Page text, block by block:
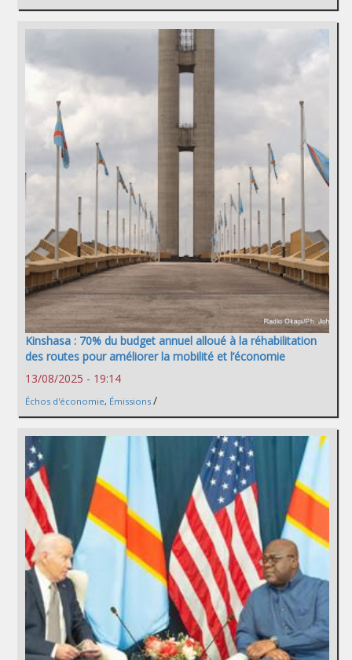
Kinshasa : 70% du budget annuel alloué à la réhabilitation
des routes pour améliorer la mobilité et l’économie
13/08/2025 - 19:14
Échos d'économie, Émissions /